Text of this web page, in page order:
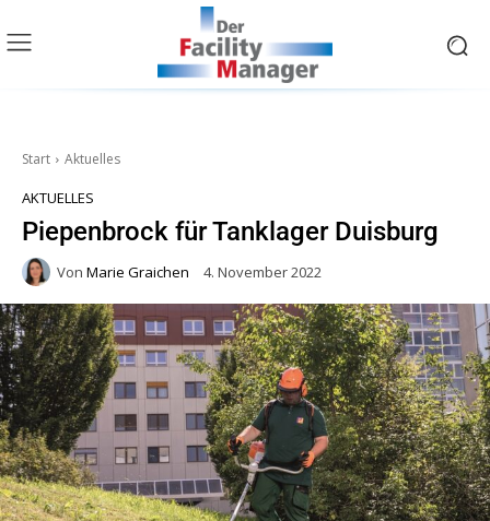
Start Aktuelles
AKTUELLES
Piepenbrock für Tanklager Duisburg
Von Marie Graichen 4. November 2022